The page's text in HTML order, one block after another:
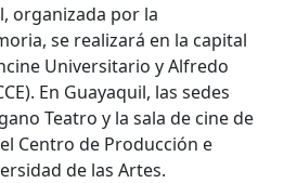
organizada por la
se realizará en la capital
Universitario y Alfredo
En Guayaquil, las sedes
Teatro y la sala de cine de
Centro de Producción e
de las Artes.